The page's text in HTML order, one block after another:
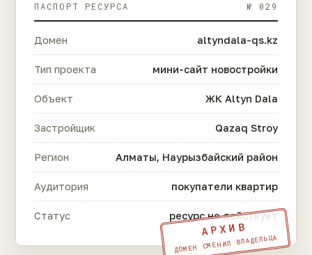
ПАСПОРТ РЕСУРСА № 029
Домен altyndala-qs.kz
Тип проекта мини-сайт новостройки
Объект ЖК Altyn Dala
Застройщик Qazaq Stroy
Регион Алматы, Наурызбайский район
Аудитория покупатели квартир
Статус ресурс не действует
АРХИВ
ДОМЕН СМЕНИЛ ВЛАДЕЛЬЦА